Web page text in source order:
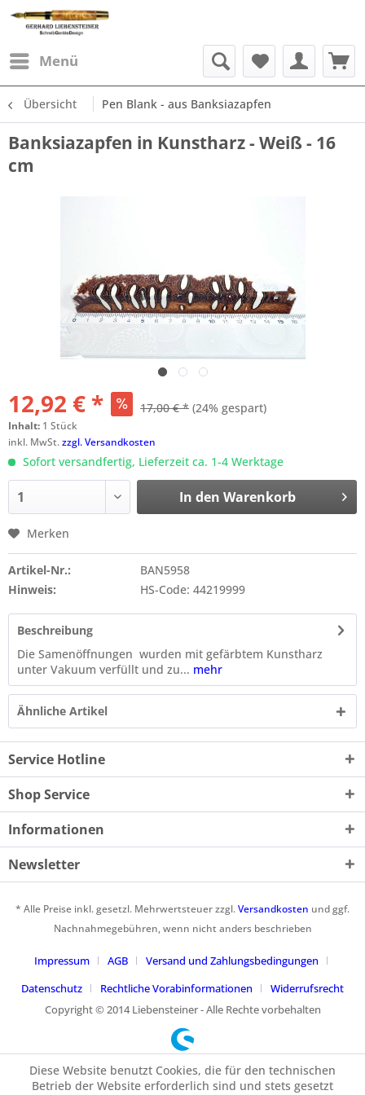
Menü
Übersicht Pen Blank - aus Banksiazapfen
Banksiazapfen in Kunstharz - Weiß - 16
cm
12,92 € * 17,00 € * (24% gespart)
Inhalt: 1 Stück
inkl. MwSt.zzgl. Versandkosten
Sofort versandfertig, Lieferzeit ca. 1-4 Werktage
In den Warenkorb
Merken
Artikel-Nr.:
BAN5958
Hinweis:
HS-Code: 44219999
Beschreibung
Die Samenöffnungen wurden mit gefärbtem Kunstharz
unter Vakuum verfüllt und zu... mehr
Ähnliche Artikel
Service Hotline
Shop Service
Informationen
Newsletter
* Alle Preise inkl. gesetzl. Mehrwertsteuer zzgl.Versandkosten und ggf.
Nachnahmegebühren, wenn nicht anders beschrieben
Impressum AGB
Versand und Zahlungsbedingungen
Datenschutz
Rechtliche Vorabinformationen
Widerrufsrecht
Copyright © 2014 Liebensteiner - Alle Rechte vorbehalten
Diese Website benutzt Cookies, die für den technischen
Betrieb der Website erforderlich sind und stets gesetzt